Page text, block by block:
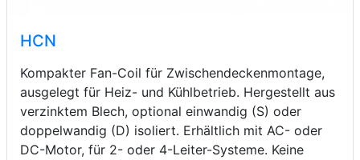
HCN
Kompakter Fan-Coil für Zwischendeckenmontage,
ausgelegt für Heiz- und Kühlbetrieb. Hergestellt aus
verzinktem Blech, optional einwandig (S) oder
doppelwandig (D) isoliert. Erhältlich mit AC- oder
DC-Motor, für 2- oder 4-Leiter-Systeme. Keine